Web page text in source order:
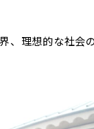
、理想的な社会